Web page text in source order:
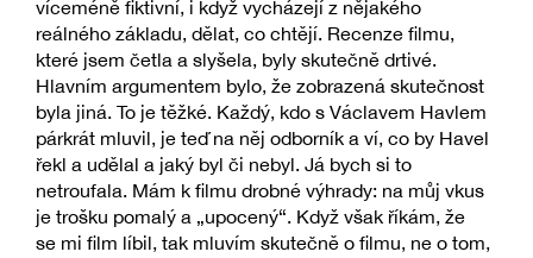
víceméně fiktivní, i když vycházejí z nějakého
reálného základu, dělat, co chtějí. Recenze filmu,
které jsem četla a slyšela, byly skutečně drtivé.
Hlavním argumentem bylo, že zobrazená skutečnost
byla jiná. To je těžké. Každý, kdo s Václavem Havlem
párkrát mluvil, je teď na něj odborník a ví, co by Havel
řekl a udělal a jaký byl či nebyl. Já bych si to
netroufala. Mám k filmu drobné výhrady: na můj vkus
je trošku pomalý a „upocený“. Když však říkám, že
se mi film líbil, tak mluvím skutečně o filmu, ne o tom,